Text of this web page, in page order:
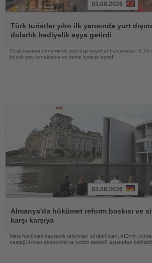
Oku
03.08.2026
Türk turistler yılın ilk yarısında yurt
dolarlık hediyelik eşya getirdi
Ocak-haziran döneminde yurt dışı seyahat harcamaları 5,19
büyük pay konaklama ve yeme içmeye ayrıldı
Oku
03.08.2026
Almanya'da hükümet reform baskısı ve
karşı karşıya
Merz hükümeti kapsamlı reformları sürdürürken, AfD'nin
desteği Alman ekonomisi ve turizm sektörü açısından